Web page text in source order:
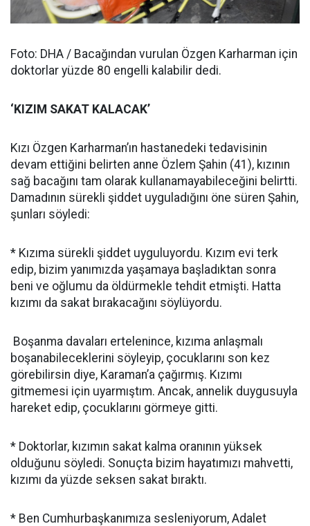
Foto: DHA / Bacağından vurulan Özgen Karharman için
doktorlar yüzde 80 engelli kalabilir dedi.
‘KIZIM SAKAT KALACAK’
Kızı Özgen Karharman’ın hastanedeki tedavisinin
devam ettiğini belirten anne Özlem Şahin (41), kızının
sağ bacağını tam olarak kullanamayabileceğini belirtti.
Damadının sürekli şiddet uyguladığını öne süren Şahin,
şunları söyledi:
* Kızıma sürekli şiddet uyguluyordu. Kızım evi terk
edip, bizim yanımızda yaşamaya başladıktan sonra
beni ve oğlumu da öldürmekle tehdit etmişti. Hatta
kızımı da sakat bırakacağını söylüyordu.
Boşanma davaları ertelenince, kızıma anlaşmalı
boşanabileceklerini söyleyip, çocuklarını son kez
görebilirsin diye, Karaman’a çağırmış. Kızımı
gitmemesi için uyarmıştım. Ancak, annelik duygusuyla
hareket edip, çocuklarını görmeye gitti.
* Doktorlar, kızımın sakat kalma oranının yüksek
olduğunu söyledi. Sonuçta bizim hayatımızı mahvetti,
kızımı da yüzde seksen sakat bıraktı.
* Ben Cumhurbaşkanımıza sesleniyorum, Adalet